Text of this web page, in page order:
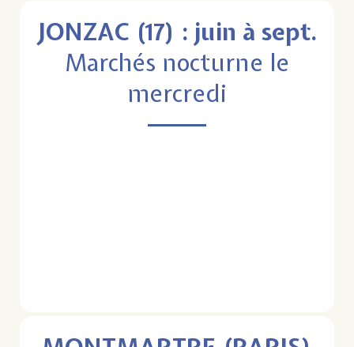
JONZAC (17) : juin à sept.
Marchés nocturne le
mercredi